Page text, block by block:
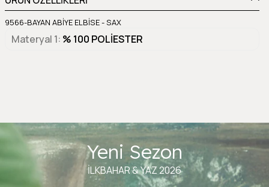
9566-BAYAN ABİYE ELBİSE - SAX
Materyal 1 % 100 POLİESTER
Yeni Sezon
İLKBAHAR & YAZ 2026